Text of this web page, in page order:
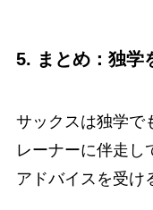
5. まとめ：独学
サックスは独学で
レーナーに伴走し
アドバイスを受け